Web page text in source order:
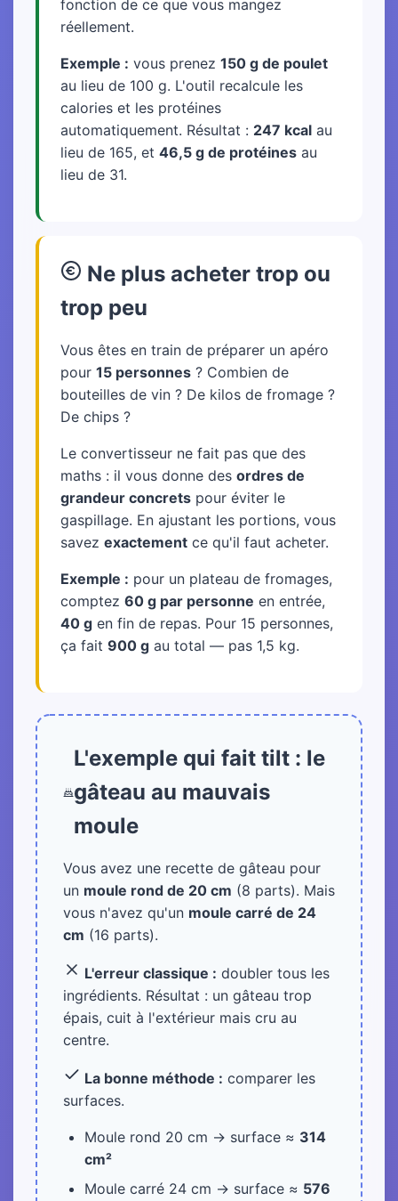
fonction de ce que vous mangez
réellement.
Exemple : vous prenez 150 g de poulet
au lieu de 100 g. L'outil recalcule les
calories et les protéines
automatiquement. Résultat : 247 kcal au
lieu de 165, et 46,5 g de protéines au
lieu de 31.
Ne plus acheter trop ou
trop peu
Vous êtes en train de préparer un apéro
pour 15 personnes ? Combien de
bouteilles de vin ? De kilos de fromage ?
De chips ?
Le convertisseur ne fait pas que des
maths : il vous donne des ordres de
grandeur concrets pour éviter le
gaspillage. En ajustant les portions, vous
savez exactement ce qu'il faut acheter.
Exemple : pour un plateau de fromages,
comptez 60 g par personne en entrée,
40 g en fin de repas. Pour 15 personnes,
ça fait 900 g au total — pas 1,5 kg.
L'exemple qui fait tilt : le
gâteau au mauvais
moule
Vous avez une recette de gâteau pour
un moule rond de 20 cm (8 parts). Mais
vous n'avez qu'un moule carré de 24
cm (16 parts).
L'erreur classique : doubler tous les
ingrédients. Résultat : un gâteau trop
épais, cuit à l'extérieur mais cru au
centre.
La bonne méthode : comparer les
surfaces.
Moule rond 20 cm → surface ≈ 314
cm²
Moule carré 24 cm → surface ≈ 576